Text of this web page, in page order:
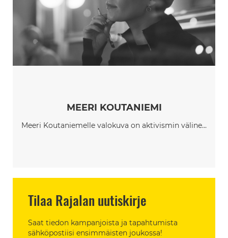
MEERI KOUTANIEMI
Meeri Koutaniemelle valokuva on aktivismin väline...
Tilaa Rajalan uutiskirje
Saat tiedon kampanjoista ja tapahtumista
sähköpostiisi ensimmäisten joukossa!